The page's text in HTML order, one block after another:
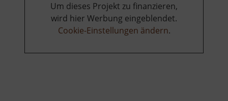
Um dieses Projekt zu finanzieren,
wird hier Werbung eingeblendet.
Cookie-Einstellungen ändern.